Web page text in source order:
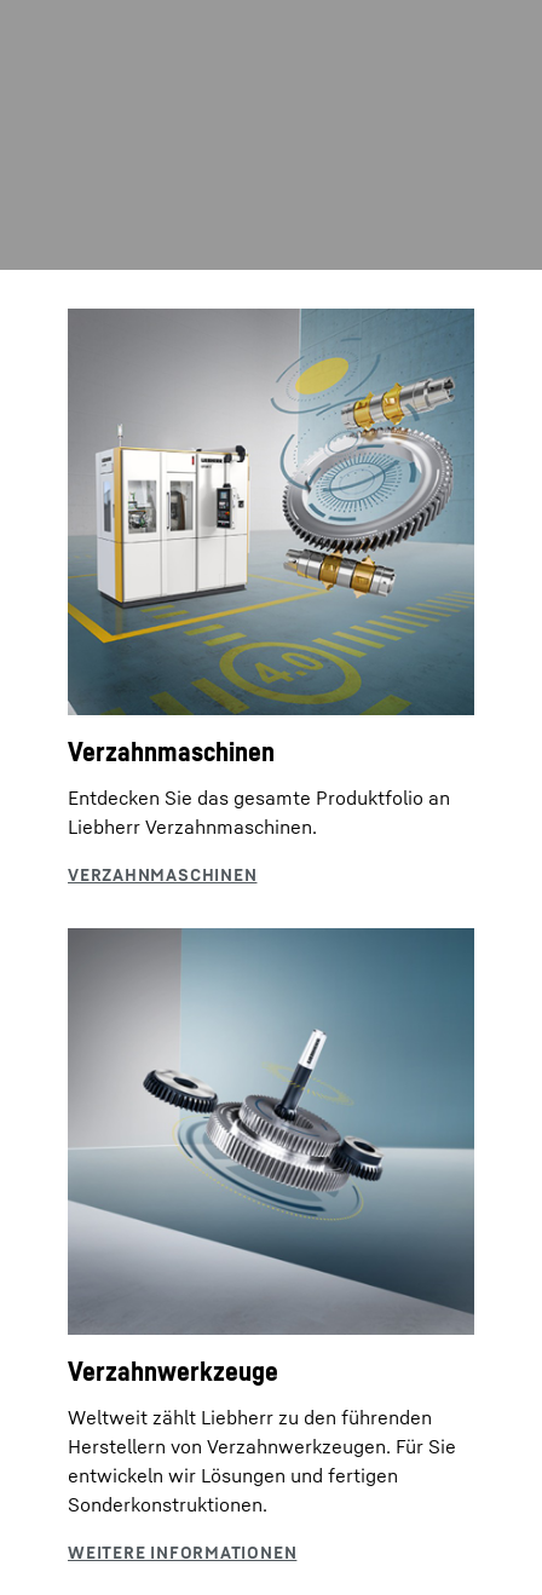
Verzahnmaschinen
Entdecken Sie das gesamte Produktfolio an
Liebherr Verzahnmaschinen.
Verzahnwerkzeuge
Weltweit zählt Liebherr zu den führenden
Herstellern von Verzahnwerkzeugen. Für Sie
entwickeln wir Lösungen und fertigen
Sonderkonstruktionen.